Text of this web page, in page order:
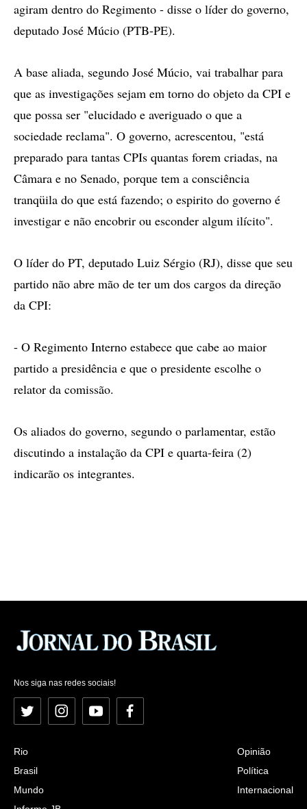
agiram dentro do Regimento - disse o líder do governo,
deputado José Múcio (PTB-PE).
A base aliada, segundo José Múcio, vai trabalhar para
que as investigações sejam em torno do objeto da CPI e
que possa ser "elucidado e averiguado o que a
sociedade reclama". O governo, acrescentou, "está
preparado para tantas CPIs quantas forem criadas, na
Câmara e no Senado, porque tem a consciência
tranqüila do que está fazendo; o espirito do governo é
investigar e não encobrir ou esconder algum ilícito".
O líder do PT, deputado Luiz Sérgio (RJ), disse que seu
partido não abre mão de ter um dos cargos da direção
da CPI:
- O Regimento Interno estabece que cabe ao maior
partido a presidência e que o presidente escolhe o
relator da comissão.
Os aliados do governo, segundo o parlamentar, estão
discutindo a instalação da CPI e quarta-feira (2)
indicarão os integrantes.
Nos siga nas redes sociais!
Twitter InstagramYouTubeFacebook
Rio
Brasil
Mundo
Opinião
Política
Internacional